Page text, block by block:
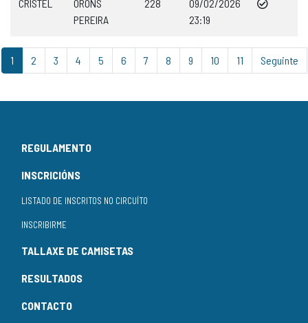
CRISTEL
ORÓNS
PEREIRA
228
09/02/2026
23:19
1 2 3 4 5 6 7 8 9 10 11 Seguinte
REGULAMENTO
INSCRICIÓNS
LISTADO DE INSCRITOS NO CIRCUÍTO
INSCRIBIRME
TALLAXE DE CAMISETAS
RESULTADOS
CONTACTO